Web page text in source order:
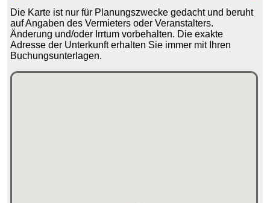
Die Karte ist nur für Planungszwecke gedacht und beruht
auf Angaben des Vermieters oder Veranstalters.
Änderung und/oder Irrtum vorbehalten. Die exakte
Adresse der Unterkunft erhalten Sie immer mit Ihren
Buchungsunterlagen.